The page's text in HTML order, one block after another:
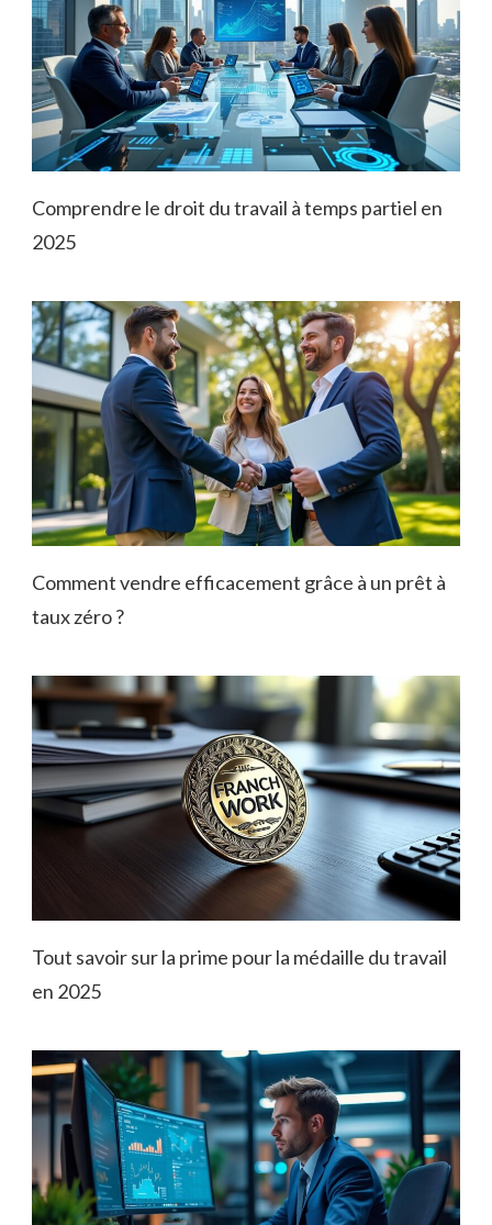
Comprendre le droit du travail à temps partiel en
2025
Comment vendre efficacement grâce à un prêt à
taux zéro ?
Tout savoir sur la prime pour la médaille du travail
en 2025